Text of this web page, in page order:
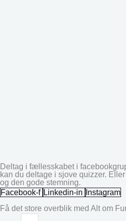
Deltag i fællesskabet i
kan du deltage i sjove quizzer.
og den gode stemning.
Facebook-f Linkedin-in
Instagram
Få det store overblik med Alt om